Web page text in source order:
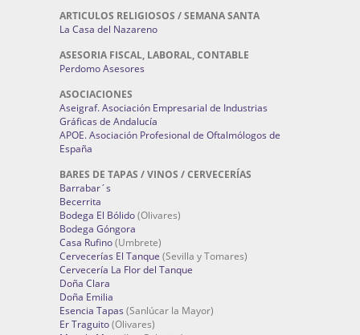
ARTICULOS RELIGIOSOS / SEMANA SANTA
La Casa del Nazareno
ASESORIA FISCAL, LABORAL, CONTABLE
Perdomo Asesores
ASOCIACIONES
Aseigraf. Asociación Empresarial de Industrias
Gráficas de Andalucía
APOE. Asociación Profesional de Oftalmólogos de
España
BARES DE TAPAS / VINOS / CERVECERÍAS
Barrabar´s
Becerrita
Bodega El Bólido(Olivares)
Bodega Góngora
Casa Rufino(Umbrete)
Cervecerías El Tanque (Sevilla y Tomares)
Cervecería La Flor del Tanque
Doña Clara
Doña Emilia
Esencia Tapas (Sanlúcar la Mayor)
Er Traguito(Olivares)